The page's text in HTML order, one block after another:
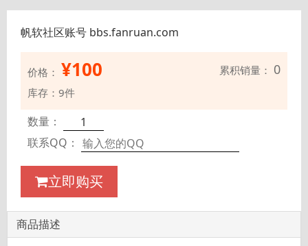
帆软社区账号 bbs.fanruan.com
价格： ¥100 累积销量： 0
库存：9件
数量：
联系QQ：
立即购买
商品描述